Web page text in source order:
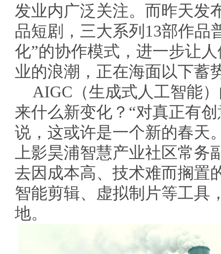
发业内广泛关注。而昨天发
品短剧，三大系列13部作品
化”的协作模式，进一步让
业的浪潮，正在海面以下蓄
AIGC（生成式人工智能
来什么新变化？“对真正有
说，这或许是一个新的春天
上影昊浦智慧产业社区常
去因成本高、技术难而搁置
智能剪辑、虚拟制片等工具
地。